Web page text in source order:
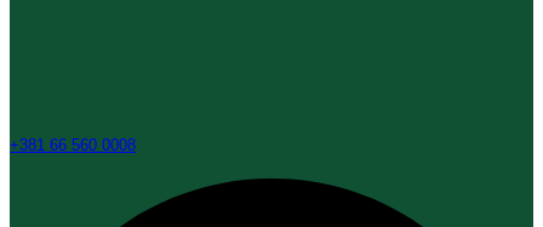
+381 66 560 0008